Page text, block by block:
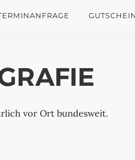
vor Ort bundesweit.